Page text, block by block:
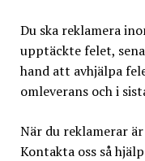
Du ska reklamera
upptäckte felet,
hand att avhjälpa
omleverans och i
När du reklamerar
Kontakta oss så